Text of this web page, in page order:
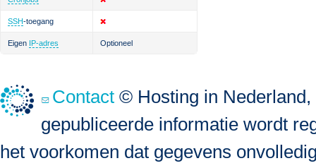
SSH-toegang
Eigen IP-adres Optioneel
Contact © Hosting in
gepubliceerde informatie wordt
het voorkomen dat gegevens